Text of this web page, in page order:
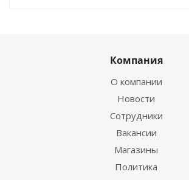
Компания
О компании
Новости
Сотрудники
Вакансии
Магазины
Политика